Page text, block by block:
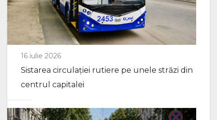
16 iulie 2026
Sistarea circulației rutiere pe unele străzi din
centrul capitalei